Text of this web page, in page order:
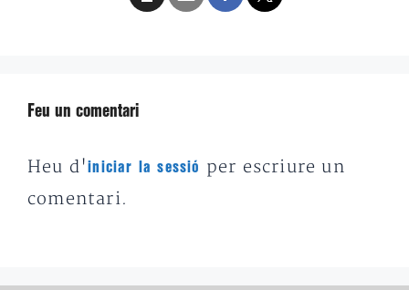
Feu un comentari
Heu d'iniciar la sessió
per escriure un
comentari.